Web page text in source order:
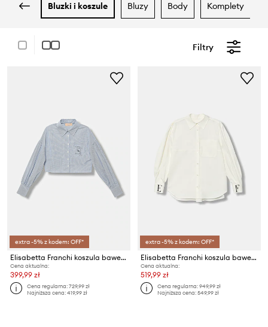
bluzki i koszule bluzy body komplety
Filtry
extra -5% z kodem: OFF*
Elisabetta Franchi koszula bawełniana dziecięca
Cena aktualna:
399,99 zł
Cena regularna:729,99 zł
Najniższa cena:419,99 zł
extra -5% z kodem: OFF*
Elisabetta Franchi koszula bawełniana dziecięca
Cena aktualna:
519,99 zł
Cena regularna:949,99 zł
Najniższa cena:549,99 zł